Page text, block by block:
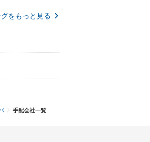
をもっと見る
手配会社一覧